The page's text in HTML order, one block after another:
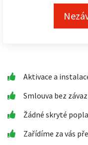
Aktivace a
Smlouva bez
Žádné skryté
Zařídíme za vás